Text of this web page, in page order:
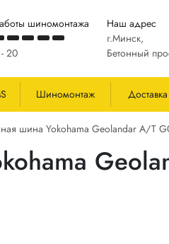
шиномонтажа
20
Наш адрес
г.Минск,
Бетонный
Шиномонтаж Доставка
шина Yokohama Geolandar A/T